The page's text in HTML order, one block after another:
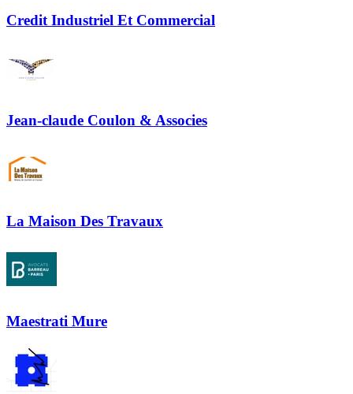
Credit Industriel Et Commercial
Jean-claude Coulon & Associes
La Maison Des Travaux
Maestrati Mure